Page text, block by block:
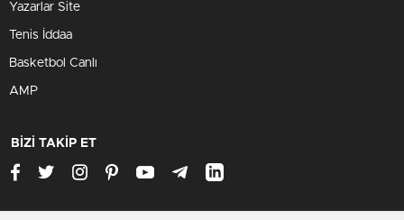
Yazarlar Site
Tenis İddaa
Basketbol Canlı
AMP
BİZİ TAKİP ET